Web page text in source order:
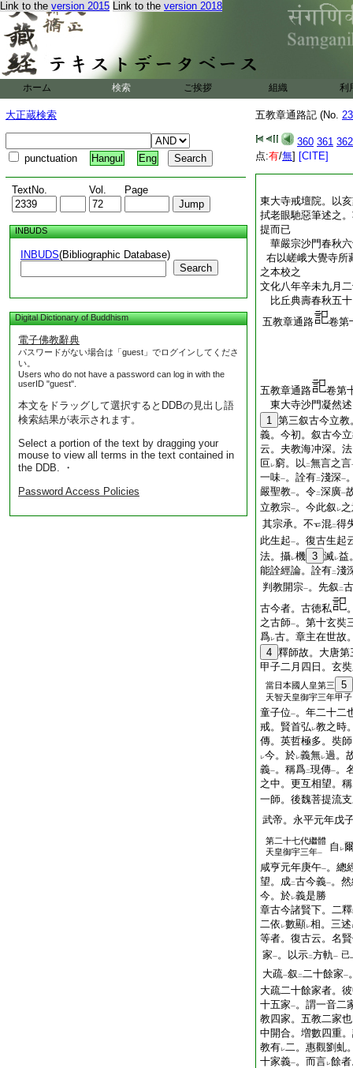
Link to the version 2015 Link to the version 2018
ホーム 検索 ご挨拶 組織 利
大正蔵検索
punctuation Hangul Eng
TextNo. Vol. Page
INBUDS
INBUDS(Bibliographic Database)
Search
Digital Dictionary of Buddhism
電子佛教辭典
パスワードがない場合は「guest」でログインしてくださ
い。
Users who do not have a password can log in with the
userID "guest".
本文をドラッグして選択するとDDBの見出し語
検索結果が表示されます。
Select a portion of the text by dragging your
mouse to view all terms in the text contained in
the DDB. ・
Password Access Policies
五教章通路記 (No.
360 361 362
点:有/無] [CITE]
東大寺戒壇院。以
拭老眼馳惡筆述之
提而已
華嚴宗沙門春秋
右以嵯峨大覺寺所
之本校之
文化八年辛未九月
比丘典壽春秋五
五教章通路
卷第
五教章通路
卷第
東大寺沙門凝然
1 第三叙古今立教
義。今初。叙古今
云。夫教海冲深。
叵レ窮。以 二無言之言
一味一。詮有二淺深一
嚴聖教一。令二深廣一
立教宗一。今此叙 レ
其宗承。不
混二得
此生起一。復古生起
法。攝レ機 3 滅レ益
能詮經論。詮有二淺
判教開宗一。先叙 二
古今者。古徳私
之古師一。第十玄奘
爲レ古。章主在世故
4 釋師故。大唐
甲子二月四日。玄
當日本國人皇第三 5
天智天皇御宇三年甲子
童子位一。年二十二
戒。賢首弘レ教之時
傳。英哲極多。奘
レ今。於レ義無レ過。
義一。稱爲二現傳一。
之中。更互相望。
一師。後魏菩提流
武帝。永平元年戊
第二十七代繼體
天皇御宇三年一
自 レ
咸亨元年庚午一。總
望。成二古今義一。
今。於レ義是勝
章古今諸賢下。二
二依 レ數顯レ相。三述
等者。復古云。名
家一。以示二方軌一 已
大疏一叙 二二十餘家一
大疏二十餘家者。
十五家一。謂一音二
教四家。五教二家
中開合。増數四重
教有レ二。惠觀劉虬
十家義一。而言レ餘